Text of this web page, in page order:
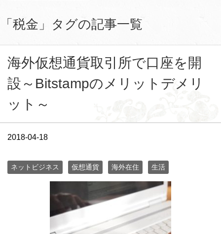
「税金」タグの記事一覧
海外仮想通貨取引所で口座を開
設～Bitstampのメリットデメリ
ット～
2018-04-18
ネットビジネス 仮想通貨 海外在住 生活